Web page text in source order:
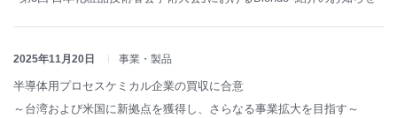
2025年11月20日 事業・製品
半導体用プロセスケミカル企業の買収に合意
～台湾および米国に新拠点を獲得し、さらなる事業拡大を目指す～